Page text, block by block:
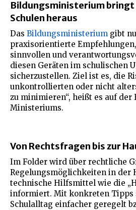
Bildungsministerium bringt
Schulen heraus
Das Bildungsministerium gibt
praxisorientierte
sinnvollen und
diesen Geräten im schulischen
sicherzustellen. Ziel ist es, die
unkontrollierten oder nicht
zu minimieren“, heißt es auf der
Ministeriums.
Von Rechtsfragen bis zur
Im Folder wird über rechtliche
Regelungsmöglichkeiten in der
technische Hilfsmittel wie die
informiert. Mit konkreten Tipps
Schulalltag einfacher geregelt